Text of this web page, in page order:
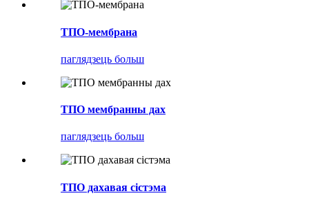
ТПО-мембрана
паглядзець больш
ТПО мембранны дах
паглядзець больш
ТПО дахавая сістэма